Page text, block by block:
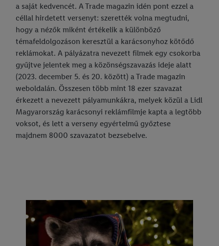
Nyilvános másolatkészítési szabályzat
a saját kedvencét. A Trade magazin idén pont ezzel a
céllal hirdetett versenyt: szerették volna megtudni,
hogy a nézők miként értékelik a különböző
témafeldolgozáson keresztül a karácsonyhoz kötődő
reklámokat. A pályázatra nevezett filmek egy csokorba
gyűjtve jelentek meg a közönségszavazás ideje alatt
(2023. december 5. és 20. között) a Trade magazin
weboldalán. Összesen több mint 18 ezer szavazat
érkezett a nevezett pályamunkákra, melyek közül a Lidl
Magyarország karácsonyi reklámfilmje kapta a legtöbb
voksot, és lett a verseny egyértelmű győztese
majdnem 8000 szavazatot bezsebelve.